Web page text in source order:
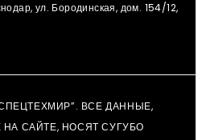
ул. Бородинская, дом. 154/12,
ВСЕ ДАННЫЕ,
САЙТЕ, НОСЯТ СУГУБО